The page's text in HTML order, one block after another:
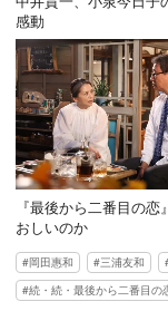
感動
『最後から二番目の恋
おしいのか
岡田惠和 三浦友和
続・続・最後から二番目の